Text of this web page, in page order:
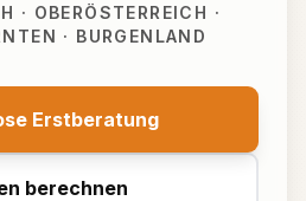
· OBERÖSTERREICH ·
· BURGENLAND
Erstberatung
berechnen